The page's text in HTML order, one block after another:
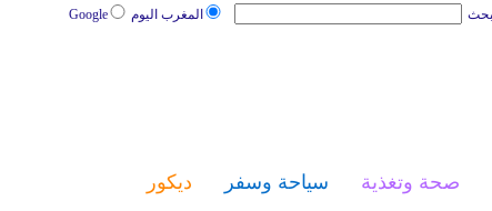
المغرب اليوم Google
صحة وتغذية سياحة وسفر ديكور